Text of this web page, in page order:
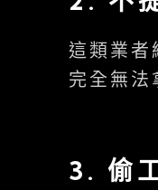
這類業者
完全無法
3. 偷